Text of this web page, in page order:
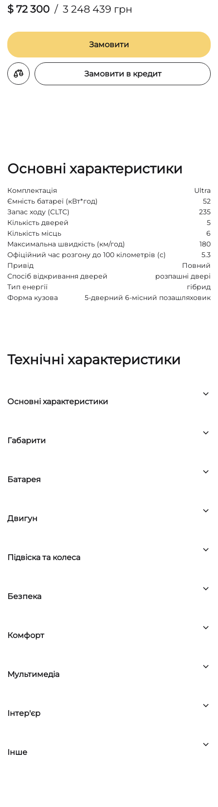
$ 72 300 / 3 248 439 грн
Замовити
Замовити в кредит
Основні характеристики
Комплектація
Ultra
Ємність батареї (кВт*год)
52
Запас ходу (CLTC)
235
Кількість дверей
5
Кількість місць
6
Максимальна швидкість (км/год)
180
Офіційний час розгону до 100 кілометрів (с)
5.3
Привід
Повний
Спосіб відкривання дверей
розпашні двері
Тип енергії
гібрид
Форма кузова
5-дверний 6-місний позашляховик
Технічні характеристики
Основні характеристики
Габарити
Батарея
Двигун
Підвіска та колеса
Безпека
Комфорт
Мультимедіа
Інтер'єр
Інше